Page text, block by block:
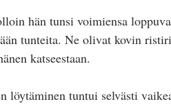
hän tunsi voimiensa
tunteita. Ne olivat kovin
katseestaan.
löytäminen tuntui selvästi